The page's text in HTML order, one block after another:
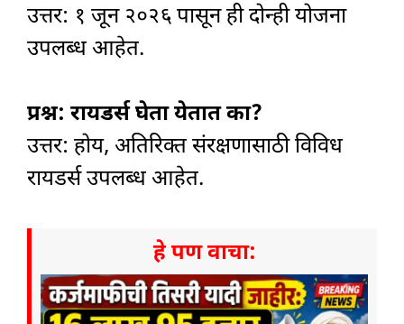
उत्तर: १ जून २०२६ पासून ही दोन्ही योजना
उपलब्ध आहेत.
प्रश्न: रायडर्स घेता येतात का?
उत्तर: होय, अतिरिक्त संरक्षणासाठी विविध
रायडर्स उपलब्ध आहेत.
हे पण वाचा: